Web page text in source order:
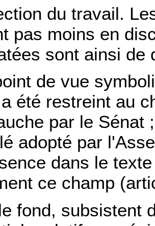
du travail.
pas moins en
sont ainsi de
de vue
été restreint au
par le Sénat
adopté par
dans le
ce champ
fond, subsistent